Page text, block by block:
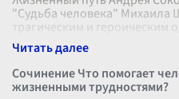
"Судьба человека" Михаила
трагическим и героическим
человека является
Сочинение Что помогает
жизненными трудностями?